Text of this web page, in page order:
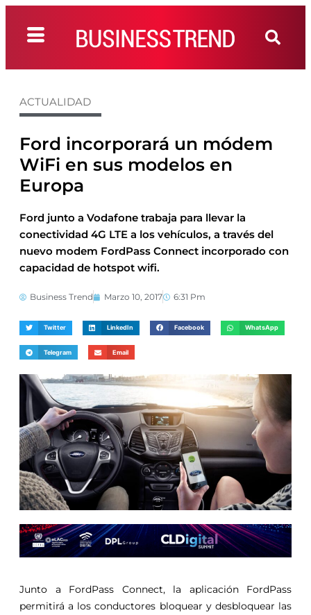
ACTUALIDAD
Ford incorporará un módem
WiFi en sus modelos en
Europa
Ford junto a Vodafone trabaja para llevar la
conectividad 4G LTE a los vehículos, a través del
nuevo modem FordPass Connect incorporado con
capacidad de hotspot wifi.
Business Trend Marzo 10, 2017 6:31 Pm
Twitter LinkedIn Facebook WhatsApp
Telegram Email
Junto a FordPass Connect, la aplicación FordPass
permitirá a los conductores bloquear y desbloquear las